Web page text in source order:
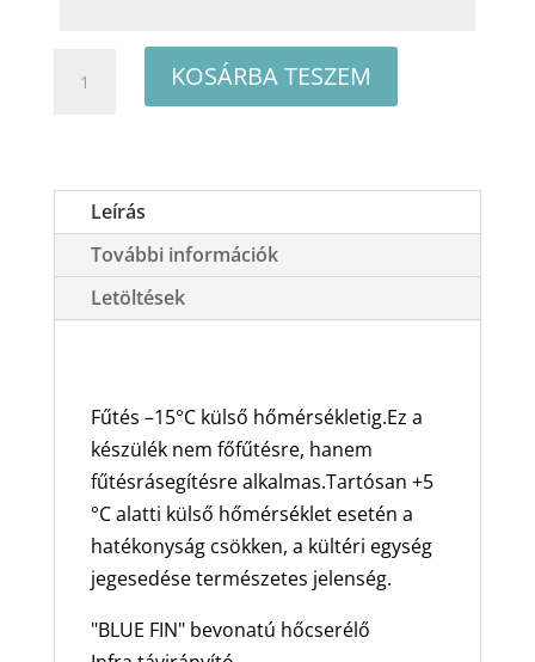
Summer
125FE3/FSOAI-
125FE3
oldalfali
split
mennyiség
KOSÁRBA TESZEM
Leírás
További információk
Letöltések
Fűtés –15°C külső hőmérsékletig.Ez a
készülék nem főfűtésre, hanem
fűtésrásegítésre alkalmas.Tartósan +5
°C alatti külső hőmérséklet esetén a
hatékonyság csökken, a kültéri egység
jegesedése természetes jelenség.
"BLUE FIN" bevonatú hőcserélő